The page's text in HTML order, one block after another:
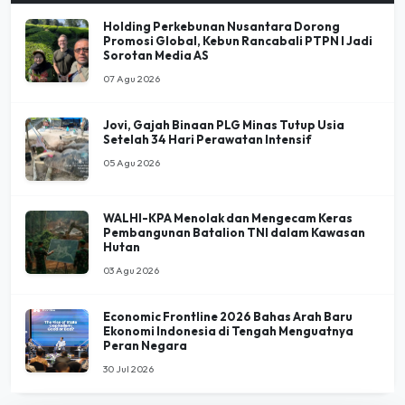
Holding Perkebunan Nusantara Dorong
Promosi Global, Kebun Rancabali PTPN I Jadi
Sorotan Media AS
07 Agu 2026
Jovi, Gajah Binaan PLG Minas Tutup Usia
Setelah 34 Hari Perawatan Intensif
05 Agu 2026
WALHI-KPA Menolak dan Mengecam Keras
Pembangunan Batalion TNI dalam Kawasan
Hutan
03 Agu 2026
Economic Frontline 2026 Bahas Arah Baru
Ekonomi Indonesia di Tengah Menguatnya
Peran Negara
30 Jul 2026